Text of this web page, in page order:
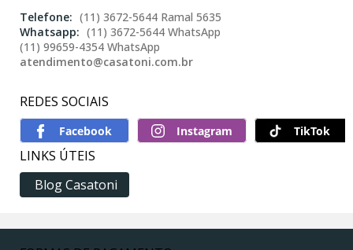
(11) 3672-5644 Ramal 5635
(11) 3672-5644 WhatsApp
(11) 99659-4354 WhatsApp
atendimento@casatoni.com.br
REDES SOCIAIS
TikTok
LINKS ÚTEIS
Blog Casatoni